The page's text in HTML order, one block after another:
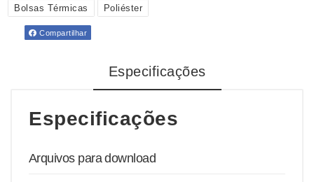
Bolsas Térmicas Poliéster
Compartilhar
Especificações
Especificações
Arquivos para download